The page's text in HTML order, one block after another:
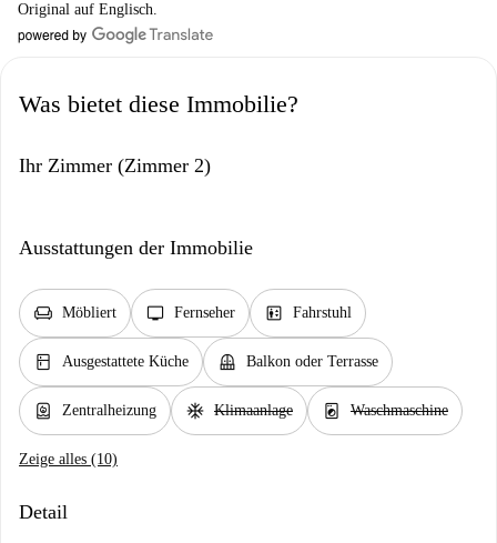
Original auf Englisch.
Was bietet diese Immobilie?
Ihr Zimmer (Zimmer 2)
Ausstattungen der Immobilie
chair Möbliert tv Fernseher elevator Fahrstuhl
kitchen Ausgestattete Küche balcony Balkon oder Terrasse
water_heater Zentralheizung ac_unit Klimaanlage local_laundry_service Waschmaschine
Zeige alles (10)
Detail